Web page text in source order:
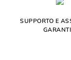
SUPPORTO E